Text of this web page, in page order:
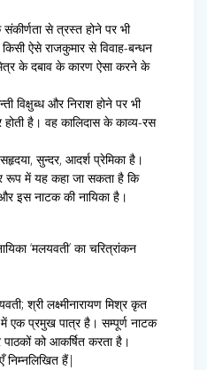
संकीर्णता से त्रस्त होने पर भी
ऐसे राजकुमार से विवाह-बन्धन
के दबाव के कारण ऐसा करने के
विक्षुब्ध और निराश होने पर भी
होती है। वह कालिदास के काव्य-रस
सुन्दर, आदर्श प्रेमिका है।
रूप में यह कहा जा सकता है कि
इस नाटक की नायिका है।
‘मलयवती’ का चरित्रांकन
श्री लक्ष्मीनारायण मिश्र कृत
में एक प्रमुख पात्र है। सम्पूर्ण नाटक
को आकर्षित करता है।
निम्नलिखित हैं|